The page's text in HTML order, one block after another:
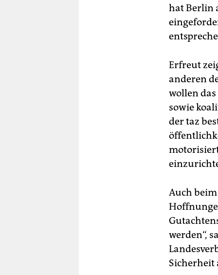
hat Berlin
Erfreut
anderen
wollen
sowie
der taz
Auch
werden“,
Sicherheit